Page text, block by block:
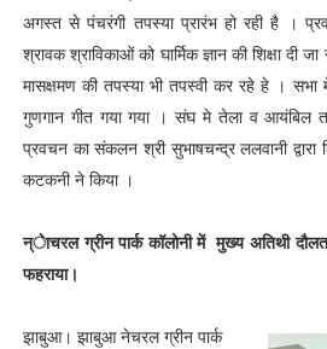
अगस्त से पंचरंगी तपस्या प्रारंभ हो रही है ।
श्रावक श्राविकाओं को घार्मिक ज्ञान की शिक्षा दी
मासक्षमण की तपस्या भी तपस्वी कर रहे हे । सभा
गुणगान गीत गया गया । संघ मे तेला व आयंबिल
प्रवचन का संकलन श्री सुभाषचन्द्र ललवानी
कटकनी ने किया ।
न्ेाचरल ग्रीन पार्क कॉलोनी में मुख्य अतिथी दौलत
फहराया।
झाबुआ। झाबुआ नेचरल ग्रीन पार्क